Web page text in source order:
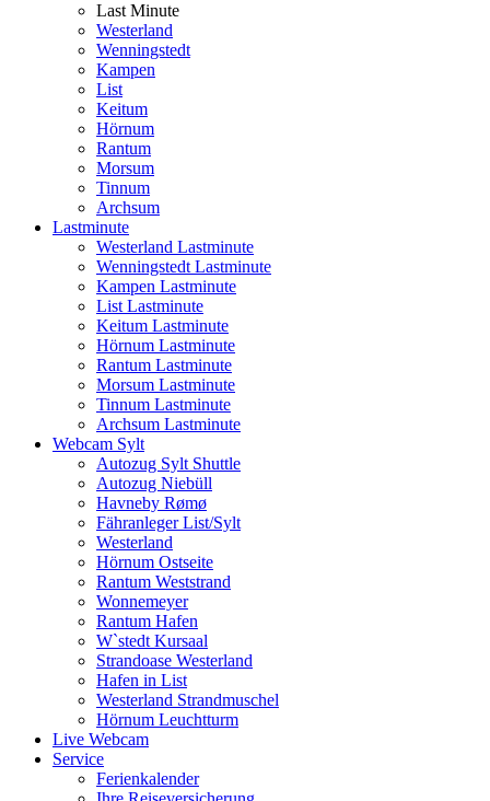
Last Minute
Westerland
Wenningstedt
Kampen
List
Keitum
Hörnum
Rantum
Morsum
Tinnum
Archsum
Lastminute
Westerland Lastminute
Wenningstedt Lastminute
Kampen Lastminute
List Lastminute
Keitum Lastminute
Hörnum Lastminute
Rantum Lastminute
Morsum Lastminute
Tinnum Lastminute
Archsum Lastminute
Webcam Sylt
Autozug Sylt Shuttle
Autozug Niebüll
Havneby Rømø
Fähranleger List/Sylt
Westerland
Hörnum Ostseite
Rantum Weststrand
Wonnemeyer
Rantum Hafen
W`stedt Kursaal
Strandoase Westerland
Hafen in List
Westerland Strandmuschel
Hörnum Leuchtturm
Live Webcam
Service
Ferienkalender